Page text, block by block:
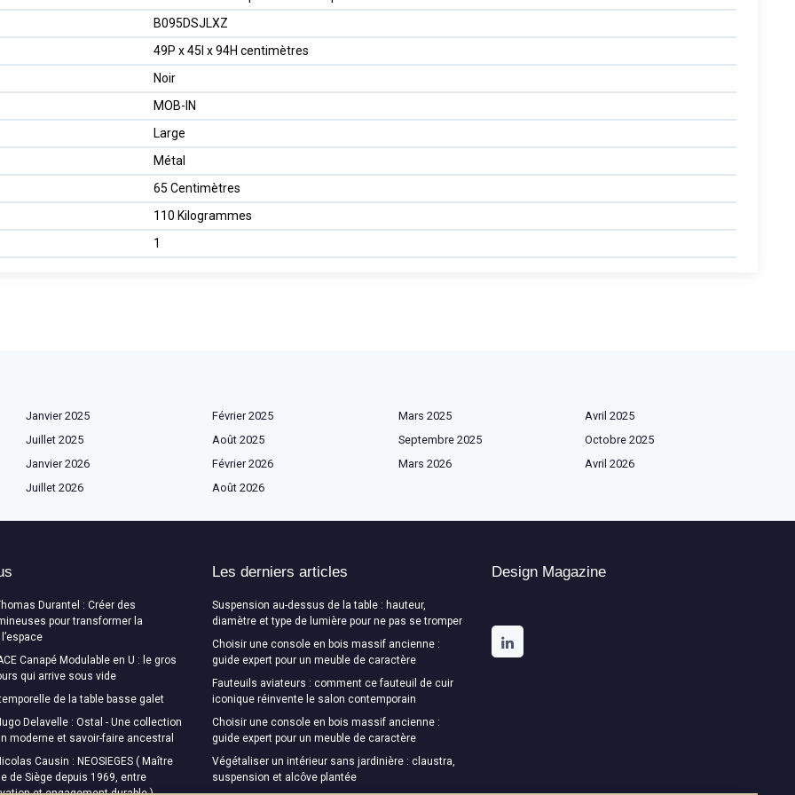
B095DSJLXZ
49P x 45l x 94H centimètres
Noir
MOB-IN
Large
Métal
65 Centimètres
110 Kilogrammes
1
Janvier 2025 Février 2025 Mars 2025
Avril 2025
Juillet 2025
Août 2025 Septembre 2025
Octobre 2025
Janvier 2026
Février 2026 Mars 2026
Avril 2026
Juillet 2026
Août 2026
Durantel : Créer des
pour transformer la
Canapé Modulable en U : le gros
qui arrive sous vide
de la table basse galet
Delavelle : Ostal - Une collection
moderne et savoir-faire ancestral
Causin : NEOSIEGES ( Maître
de Siège depuis 1969, entre
Les derniers articles
Suspension au-dessus de la table : hauteur,
diamètre et type de lumière pour ne pas se tromper
Choisir une console en bois massif ancienne :
guide expert pour un meuble de caractère
Fauteuils aviateurs : comment ce fauteuil de cuir
iconique réinvente le salon contemporain
Choisir une console en bois massif ancienne :
guide expert pour un meuble de caractère
Végétaliser un intérieur sans jardinière : claustra,
suspension et alcôve plantée
Design Magazine